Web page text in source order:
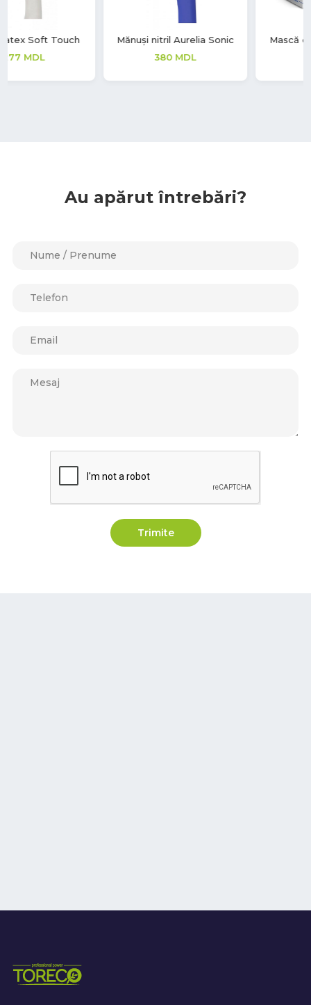
Mănuși nitril Aurelia Sonic
Mască de unică folosință,
Au apărut întrebări?
Trimite